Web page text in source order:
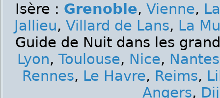
Isère : Grenoble, Vienne,
Jallieu, Villard de Lans, La
Guide de Nuit dans les
Lyon, Toulouse, Nice, Nantes
Rennes, Le Havre, Reims,
Angers,